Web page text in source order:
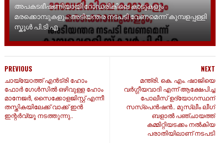
അപകടഭീഷണിയായി റോഡരികിലെ കാടുകളും
മരക്കൊമ്പുകളും; അടിയന്തര നടപടി വേണമെന്ന് കുമ്പളപ്പള്ളി
സ്കൂൾ പി.ടി.എ
NEXT
മന്ത്രി. കെ. എം. ഷാജിയെ
വർഗ്ഗീയവാദി എന്ന് ആക്ഷേപിച്ച
പോലീസ് ഉദ്യോഗസ്ഥന്
സസ്പെൻഷൻ.. മുസ്ലീം ലീഗ്
ബളാൽ പഞ്ചായത്ത്
കമ്മിറ്റിയടക്കം നൽകിയ
പരാതിയിലാണ് നടപടി
PREVIOUS
ചായ്യോത്ത് എൻട്രി ഹോം
ഫോർ ഗേൾസിൽ ഒഴിവുള്ള ഹോം
മാനേജർ, സൈക്കോളജിസ്റ്റ് എന്നീ
തസ്തികയിലേക്ക് വാക്ക് ഇൻ
ഇന്റർവ്യൂ നടത്തുന്നു..